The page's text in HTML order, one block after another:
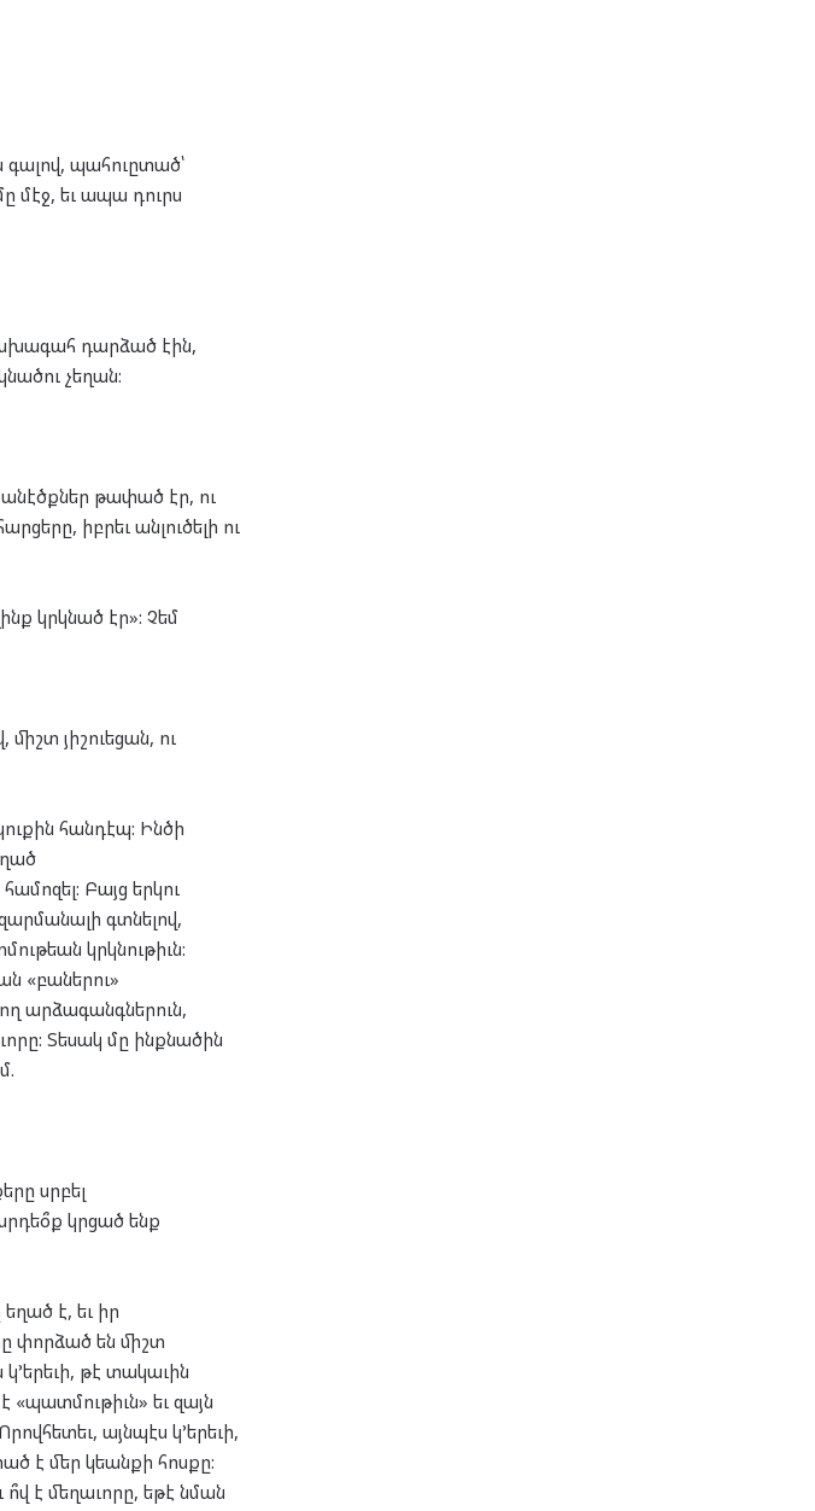
գալով, պահուըտած՝
մէջ, եւ ապա դուրս
դարձած էին,
չեղան:
թափած էր, ու
իբրեւ անլուծելի ու
կրկնած էր»: Չեմ
յիշուեցան, ու
հանդէպ: Ինծի
Բայց երկու
գտնելով,
կրկնութիւն:
«բաներու»
արձագանգներուն,
Տեսակ մը ինքնածին
սրբել
կրցած ենք
է, եւ իր
փորձած են միշտ
թէ տակաւին
«պատմութիւն» եւ զայն
այնպէս կ’երեւի,
է մեր կեանքի հոսքը:
է մեղաւորը, եթէ նման